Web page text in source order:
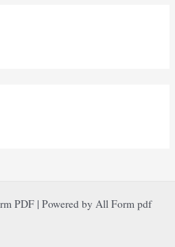
PDF | Powered by All Form pdf